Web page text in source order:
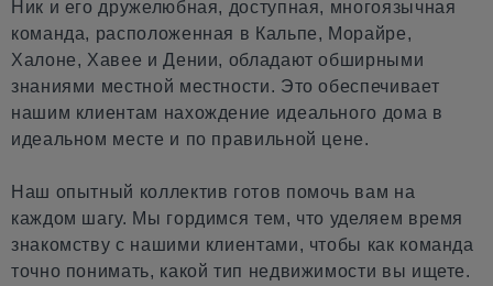
Ник и его дружелюбная, доступная, многоязычная
команда, расположенная в Кальпе, Морайре,
Халоне, Хавее и Дении, обладают обширными
знаниями местной местности. Это обеспечивает
нашим клиентам нахождение идеального дома в
идеальном месте и по правильной цене.
Наш опытный коллектив готов помочь вам на
каждом шагу. Мы гордимся тем, что уделяем время
знакомству с нашими клиентами, чтобы как команда
точно понимать, какой тип недвижимости вы ищете.